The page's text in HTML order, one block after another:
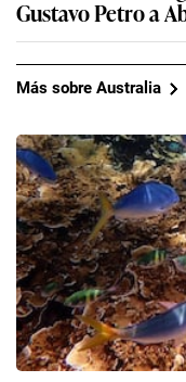
Gustavo Petro a
Más sobre Australia